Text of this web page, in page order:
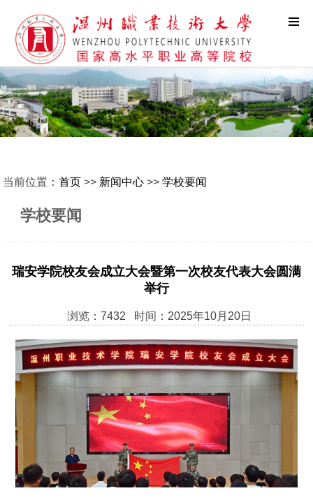
当前位置：首页 >> 新闻中心 >>学校要闻
学校要闻
瑞安学院校友会成立大会暨第一次校友代表大会圆满
举行
浏览：7432 时间：2025年10月20日